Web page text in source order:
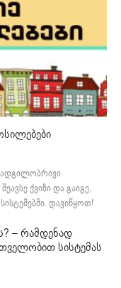
ადგილობრივი
ქვიზი და გაიგე,
დავიწყოთ!
– რამდენად
სისტემას